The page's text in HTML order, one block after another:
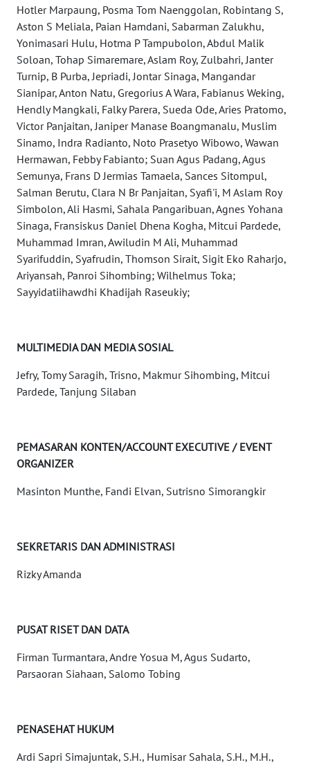
Hotler Marpaung, Posma Tom Naenggolan, Robintang S,
Aston S Meliala, Paian Hamdani, Sabarman Zalukhu,
Yonimasari Hulu, Hotma P Tampubolon, Abdul Malik
Soloan, Tohap Simaremare, Aslam Roy, Zulbahri, Janter
Turnip, B Purba, Jepriadi, Jontar Sinaga, Mangandar
Sianipar, Anton Natu, Gregorius A Wara, Fabianus Weking,
Hendly Mangkali, Falky Parera, Sueda Ode, Aries Pratomo,
Victor Panjaitan, Janiper Manase Boangmanalu, Muslim
Sinamo, Indra Radianto, Noto Prasetyo Wibowo, Wawan
Hermawan, Febby Fabianto; Suan Agus Padang, Agus
Semunya, Frans D Jermias Tamaela, Sances Sitompul,
Salman Berutu, Clara N Br Panjaitan, Syafi'i, M Aslam Roy
Simbolon, Ali Hasmi, Sahala Pangaribuan, Agnes Yohana
Sinaga, Fransiskus Daniel Dhena Kogha, Mitcui Pardede,
Muhammad Imran, Awiludin M Ali, Muhammad
Syarifuddin, Syafrudin, Thomson Sirait, Sigit Eko Raharjo,
Ariyansah, Panroi Sihombing; Wilhelmus Toka;
Sayyidatiihawdhi Khadijah Raseukiy;
MULTIMEDIA DAN MEDIA SOSIAL
Jefry, Tomy Saragih, Trisno, Makmur Sihombing, Mitcui
Pardede, Tanjung Silaban
PEMASARAN KONTEN/ACCOUNT EXECUTIVE / EVENT
ORGANIZER
Masinton Munthe, Fandi Elvan, Sutrisno Simorangkir
SEKRETARIS DAN ADMINISTRASI
Rizky Amanda
PUSAT RISET DAN DATA
Firman Turmantara, Andre Yosua M, Agus Sudarto,
Parsaoran Siahaan, Salomo Tobing
PENASEHAT HUKUM
Ardi Sapri Simajuntak, S.H., Humisar Sahala, S.H., M.H.,
NTB
WN
SULTENG
WN
SULBAR
WN
BABEL
WN
SUMBAR
SUMSEL
WN
NUSANTARA
JATIM
BALI
WN
KALBAR
KALTENG
WN